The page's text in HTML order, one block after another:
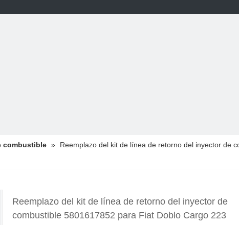
combustible »
Reemplazo del kit de línea de retorno del inyector de
Reemplazo del kit de línea de retorno del inyector de
combustible 5801617852 para Fiat Doblo Cargo 223